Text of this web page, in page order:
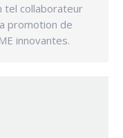
tel collaborateur
promotion de
innovantes.